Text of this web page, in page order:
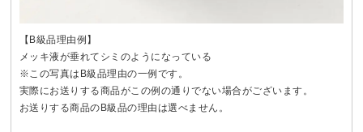
【B級品理由例】
メッキ液が垂れてシミのようになっている
※この写真はB級品理由の一例です。
実際にお送りする商品がこの例の通りでない場合がございます。
お送りする商品のB級品の理由は選べません。